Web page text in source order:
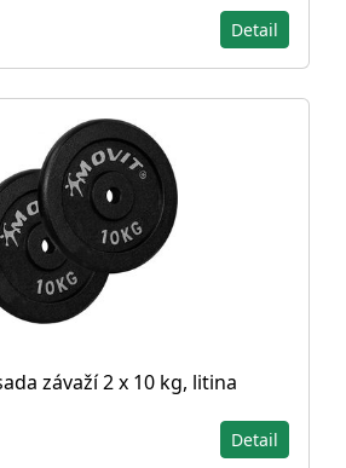
Detail
závaží 2 x 10 kg, litina
Detail